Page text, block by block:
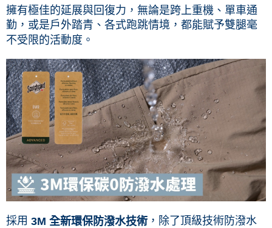
擁有極佳的延展與回復力，無論是跨上重機、單車通
勤，或是戶外踏青、各式跑跳情境，都能賦予雙腿毫
不受限的活動度。
採用 3M 全新環保防潑水技術 ，除了頂級技術防潑水